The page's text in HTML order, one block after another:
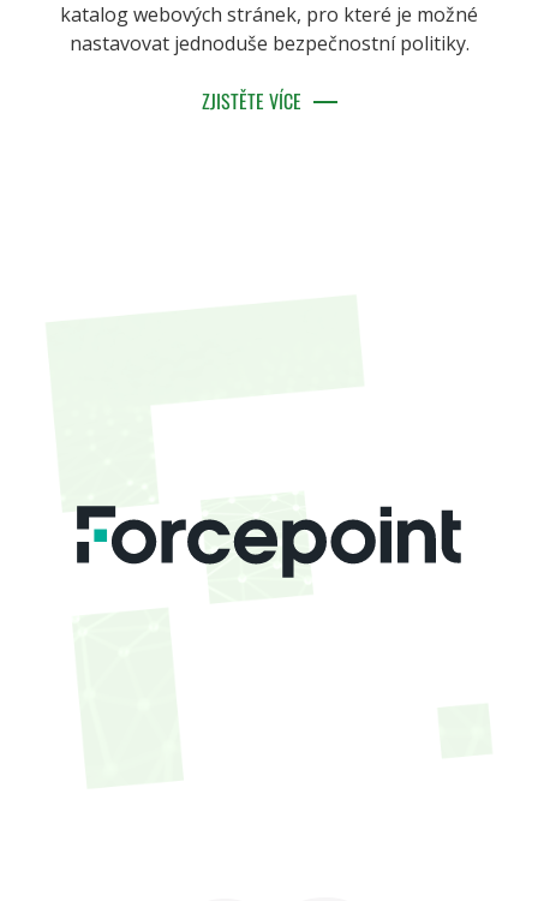
katalog webových stránek, pro které je možné
nastavovat jednoduše bezpečnostní politiky.
ZJISTĚTE VÍCE